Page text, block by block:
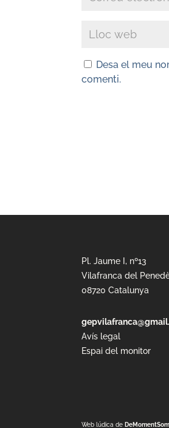
Desa el meu
comenti.
Pl. Jaume I, nº13
Vilafranca del
08720 Catalunya
Avís legal
Espai del monitor
Web lúdica de